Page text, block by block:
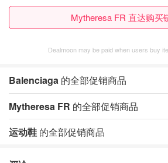
Mytheresa FR 直达购
Dealmoon may be paid when users buy
Balenciaga 的全部促销商品
Mytheresa FR 的全部促销商品
运动鞋 的全部促销商品